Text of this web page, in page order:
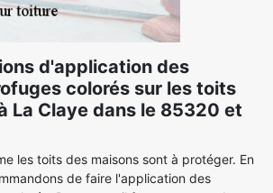
d'application des
colorés sur les toits
La Claye dans le 85320 et
les toits des maisons sont à protéger. En
de faire l'application des